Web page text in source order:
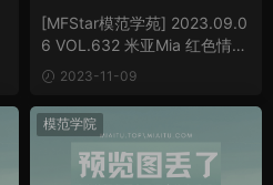
[MFStar模范学苑] 2023.09.0
6 VOL.632 米亚Mia 红色情趣
服[58P/734MB]
2023-11-09
模范学院